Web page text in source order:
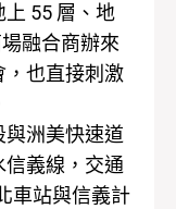
55 層、地
融合商辦來
，也直接刺激
與洲美快速道
信義線，交通
車站與信義計